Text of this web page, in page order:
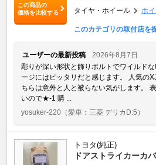
この商品の
価格を比較する
タイヤ・ホイール ホ
このカテゴリの取付店を
ユーザーの最新投稿
2026年8月7日
彫りが深い形状と飾りボルトでワイルド
ージにはピッタリだと感じます。 人気の
ちらは意外と人と被らない気がします。
いので★-1 購 ...
yosuker-220 （愛車：三菱 デリカD:5）
トヨタ(純正)
ドアストライカーカ